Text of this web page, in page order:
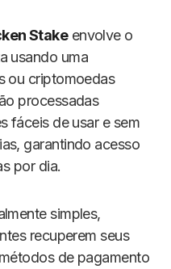
Stakeenvolve o
usando uma
ou criptomoedas
processadas
fáceis de usar e sem
garantindo acesso
por dia.
simples,
recuperem seus
de pagamento